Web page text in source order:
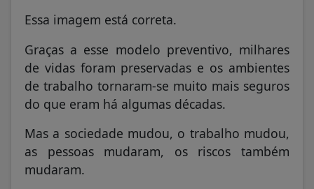
Essa imagem está correta.
Graças a esse modelo preventivo, milhares
de vidas foram preservadas e os ambientes
de trabalho tornaram-se muito mais seguros
do que eram há algumas décadas.
Mas a sociedade mudou, o trabalho mudou,
as pessoas mudaram, os riscos também
mudaram.